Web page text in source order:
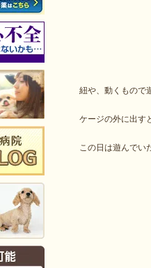
紐や、動くもので
ケージの外に出す
この日は遊んでい